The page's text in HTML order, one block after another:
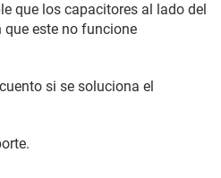
que los capacitores al lado del
este no funcione
si se soluciona el